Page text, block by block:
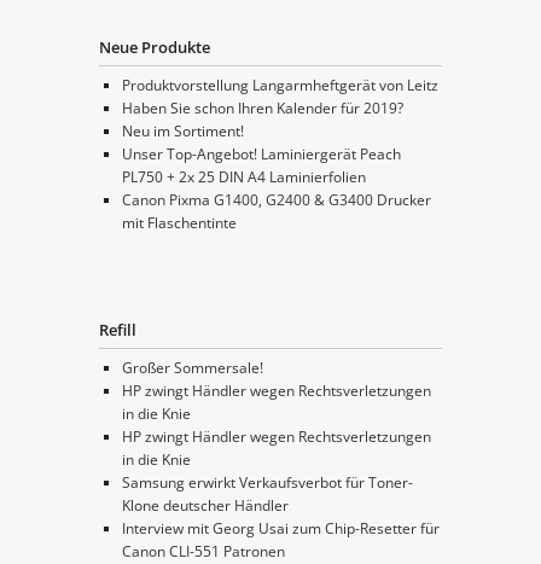
Neue Produkte
Produktvorstellung Langarmheftgerät von Leitz
Haben Sie schon Ihren Kalender für 2019?
Neu im Sortiment!
Unser Top-Angebot! Laminiergerät Peach
PL750 + 2x 25 DIN A4 Laminierfolien
Canon Pixma G1400, G2400 & G3400 Drucker
mit Flaschentinte
Refill
Großer Sommersale!
HP zwingt Händler wegen Rechtsverletzungen
in die Knie
HP zwingt Händler wegen Rechtsverletzungen
in die Knie
Samsung erwirkt Verkaufsverbot für Toner-
Klone deutscher Händler
Interview mit Georg Usai zum Chip-Resetter für
Canon CLI-551 Patronen